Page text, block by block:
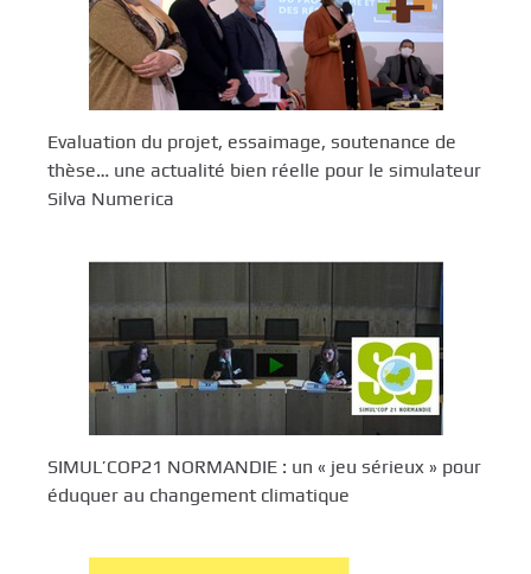
Evaluation du projet, essaimage, soutenance de
thèse… une actualité bien réelle pour le simulateur
Silva Numerica
SIMUL’COP21 NORMANDIE : un « jeu sérieux » pour
éduquer au changement climatique